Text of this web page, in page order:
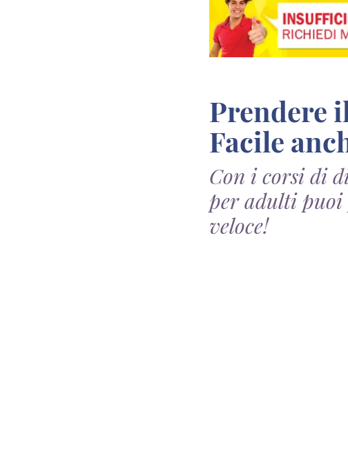
Prendere il Diploma a Napoli in Modo
Facile
Con i corsi di
per adulti puoi
veloce!